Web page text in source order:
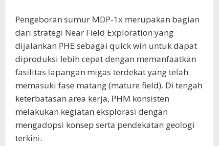
Pengeboran sumur MDP-1x merupakan bagian
dari strategi Near Field Exploration yang
dijalankan PHE sebagai quick win untuk dapat
diproduksi lebih cepat dengan memanfaatkan
fasilitas lapangan migas terdekat yang telah
memasuki fase matang (mature field). Di tengah
keterbatasan area kerja, PHM konsisten
melakukan kegiatan eksplorasi dengan
mengadopsi konsep serta pendekatan geologi
terkini.